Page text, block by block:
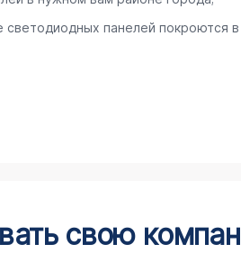
панелей покроются
свою